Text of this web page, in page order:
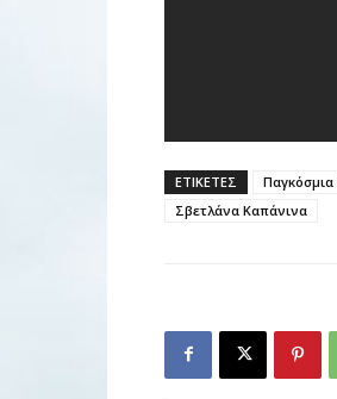
ΕΤΙΚΕΤΕΣ Παγκόσμια
Σβετλάνα Καπάνινα